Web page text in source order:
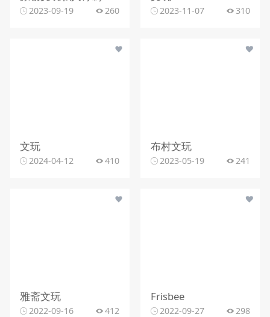
2023-09-19 260 2023-11-07 310
文玩
2024-04-12 410
布村文玩
2023-05-19 241
雅斋文玩
2022-09-16 412
Frisbee
2022-09-27 298